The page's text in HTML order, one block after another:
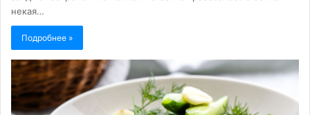
некая…
Подробнее »